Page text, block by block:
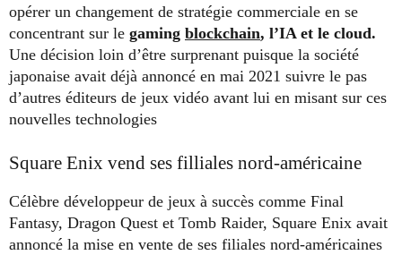
opérer un changement de stratégie commerciale en se
concentrant sur le gaming blockchain, l’IA et le cloud.
Une décision loin d’être surprenant puisque la société
japonaise avait déjà annoncé en mai 2021 suivre le pas
d’autres éditeurs de jeux vidéo avant lui en misant sur ces
nouvelles technologies
Square Enix vend ses filliales nord-américaine
Célèbre développeur de jeux à succès comme Final
Fantasy, Dragon Quest et Tomb Raider, Square Enix avait
annoncé la mise en vente de ses filiales nord-américaines